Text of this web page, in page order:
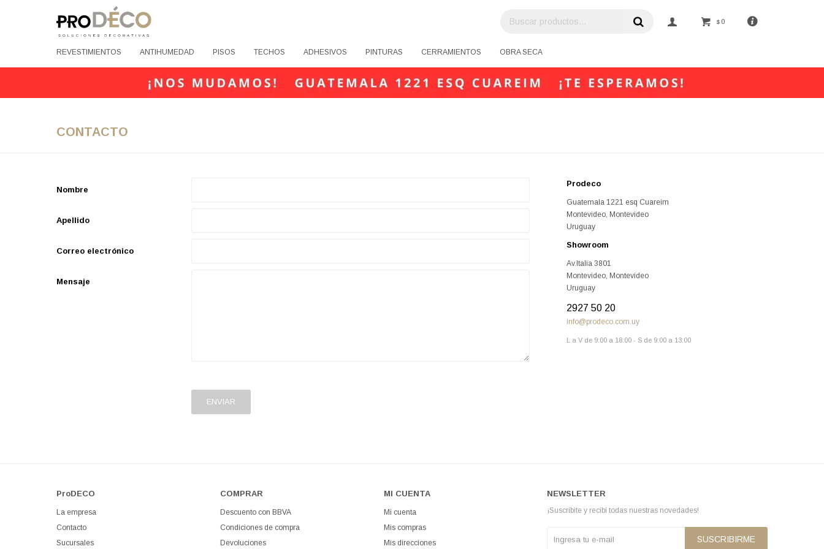
REVESTIMIENTOS ANTIHUMEDAD PISOS TECHOS ADHESIVOS PINTURAS CERRAMIENTOS OBRA SECA
$ 0
CONTACTO
Nombre
Apellido
Correo electrónico
Mensaje
ENVIAR
Prodeco
Guatemala 1221 esq Cuareim
Montevideo, Montevideo
Uruguay
Showroom
Av.Italia 3801
Montevideo, Montevideo
Uruguay
2927 50 20
info@prodeco.com.uy
L a V de 9:00 a 18:00 - S de 9:00 a 13:00
ProDECO
La empresa
Contacto
Sucursales
COMPRAR
Descuento con BBVA
Condiciones de compra
Devoluciones
MI CUENTA
Mi cuenta
Mis compras
Mis direcciones
NEWSLETTER
¡Suscribite y recibí todas nuestras novedades!
SUSCRIBIRME